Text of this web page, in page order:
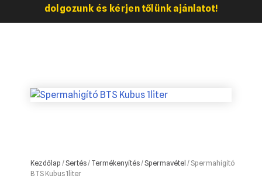
dolgozunk és kérjen tőlünk ajánlatot!
Kezdőlap /Sertés/ Termékenyítés/Spermavétel / Spermahigító
BTS Kubus 1liter